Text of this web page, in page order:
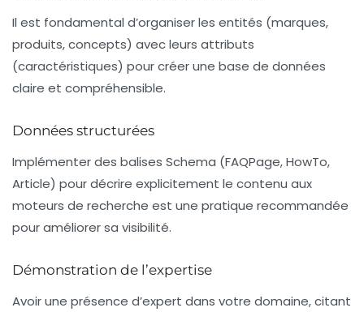
Il est fondamental d’organiser les entités (marques,
produits, concepts) avec leurs attributs
(caractéristiques) pour créer une base de données
claire et compréhensible.
Données structurées
Implémenter des balises Schema (FAQPage, HowTo,
Article) pour décrire explicitement le contenu aux
moteurs de recherche est une pratique recommandée
pour améliorer sa visibilité.
Démonstration de l’expertise
Avoir une présence d’expert dans votre domaine, citant